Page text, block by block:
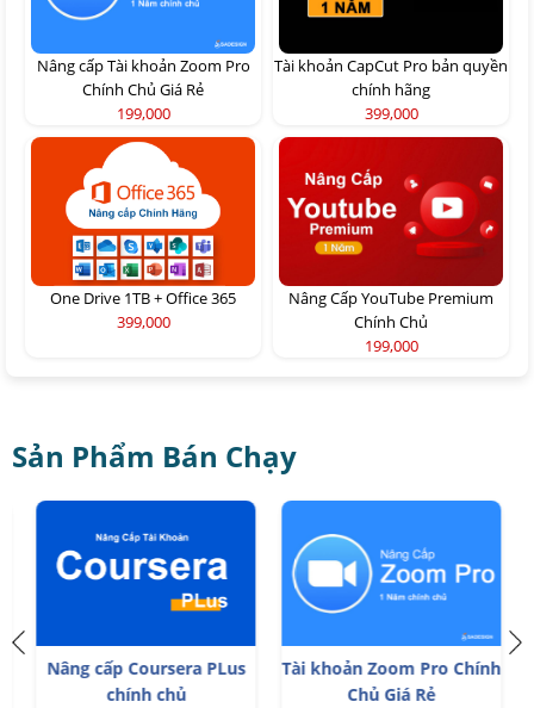
Nâng cấp Tài khoản Zoom Pro
Chính Chủ Giá Rẻ
199,000
Tài khoản CapCut Pro bản quyền
chính hãng
399,000
One Drive 1TB + Office 365
399,000
Nâng Cấp YouTube Premium
Chính Chủ
199,000
Sản Phẩm Bán Chạy
Nâng cấp Coursera PLus
chính chủ
Tài khoản Zoom Pro Chính
Chủ Giá Rẻ